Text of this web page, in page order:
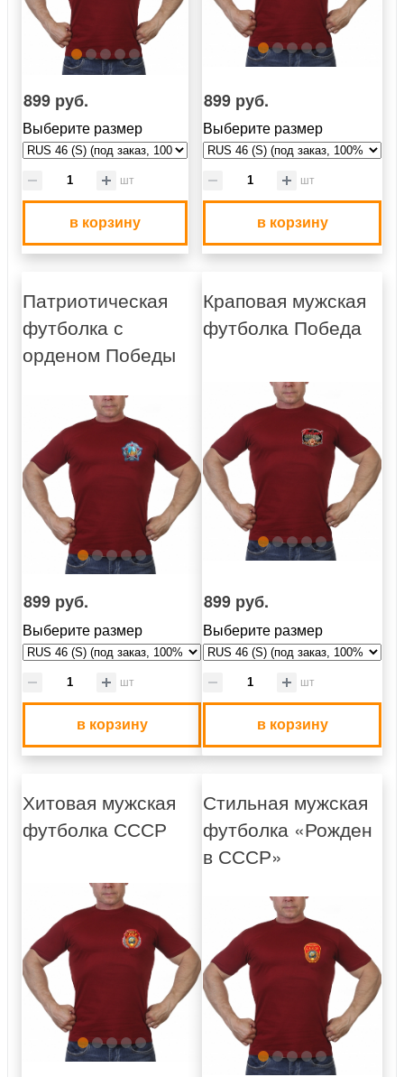
899 руб.
Выберите размер
шт
в корзину
899 руб.
Выберите размер
шт
в корзину
Патриотическая
футболка с
орденом Победы
899 руб.
Выберите размер
шт
в корзину
Краповая мужская
футболка Победа
899 руб.
Выберите размер
шт
в корзину
Хитовая мужская
футболка СССР
Стильная мужская
футболка «Рожден
в СССР»